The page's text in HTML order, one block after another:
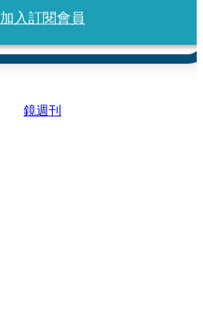
加入訂閱會員
鏡週刊